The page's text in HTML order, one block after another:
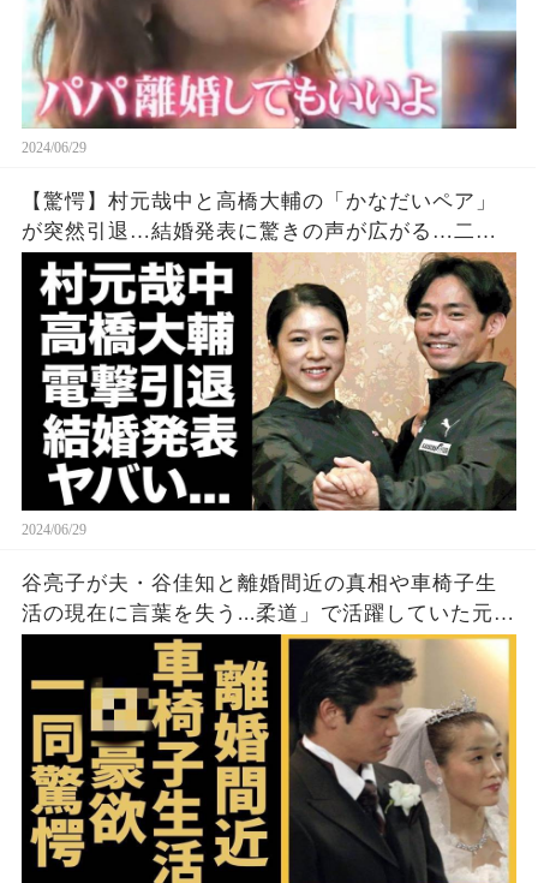
2024/06/29
【驚愕】村元哉中と高橋大輔の「かなだいペア」
が突然引退…結婚発表に驚きの声が広がる…二人
が左手薬指の指輪を公にしない理由に驚きの声が
上がる…
2024/06/29
谷亮子が夫・谷佳知と離婚間近の真相や車椅子生
活の現在に言葉を失う...柔道」で活躍していた元選
手の家族が"犯●組織"との繋がりやO豪武勇伝に驚
きを隠さない...